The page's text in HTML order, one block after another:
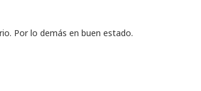
Por lo demás en buen estado.